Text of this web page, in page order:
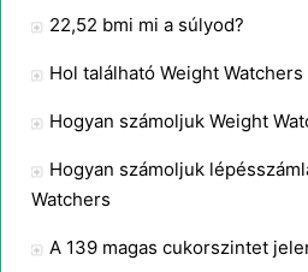
22,52 bmi mi a súlyod?
Hol található Weight
Hogyan számoljuk Weight
Hogyan számoljuk
Watchers
A 139 magas cukorszintet